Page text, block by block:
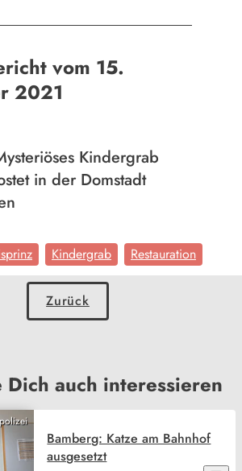
vom 15.
2021
Kindergrab
in der Domstadt
Kindergrab Restauration
Zurück
Dich auch interessieren
Bamberg: Katze am Bahnhof
ausgesetzt